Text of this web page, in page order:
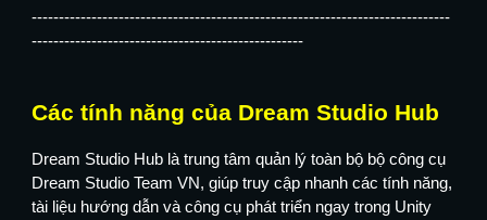
-----------------------------------------------------------------------------
--------------------------------------------------
Các tính năng của Dream Studio Hub
Dream Studio Hub là trung tâm quản lý toàn bộ bộ công cụ
Dream Studio Team VN, giúp truy cập nhanh các tính năng,
tài liệu hướng dẫn và công cụ phát triển ngay trong Unity